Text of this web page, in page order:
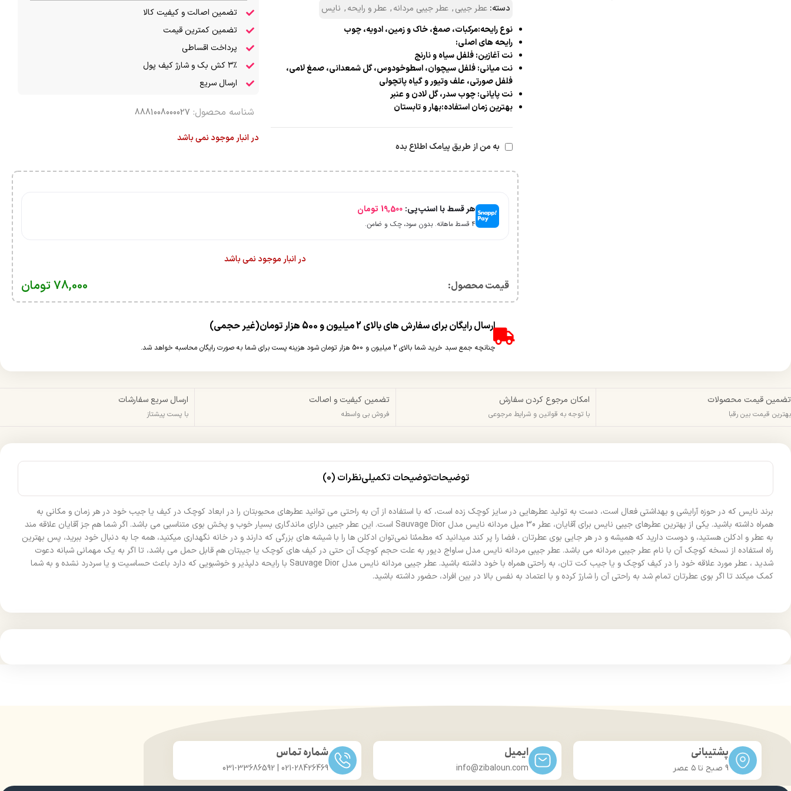
دسته: عطر جیبی, عطر جیبی مردانه, عطر و رایحه, نایس
نوع رایحه:مرکبات، صمغ، خاک و زمین، ادویه، چوب
رایحه های اصلی:
نت آغازین: فلفل سیاه و نارنج
نت میانی: فلفل سیچوان، اسطوخودوس، گل شمعدانی، صمغ لامی،
فلفل صورتی، علف وتیور و گیاه پاتچولی
نت پایانی: چوب سدر، گل لادن و عنبر
بهترین زمان استفاده:بهار و تابستان
به من از طریق پیامک اطلاع بده
تضمین اصالت و کیفیت کالا
تضمین کمترین قیمت
پرداخت اقساطی
۳٪ کش بک و شارژ کیف پول
ارسال سریع
شناسه محصول: 8881008000027
در انبار موجود نمی باشد
هر قسط با اسنپ‌پی:19,500 تومان
۴ قسط ماهانه. بدون سود، چک و ضامن.
در انبار موجود نمی باشد
قیمت محصول:​ 78,000تومان
ارسال رایگان برای سفارش های بالای 2 میلیون و 500 هزار تومان(غیر حجمی)
چنانچه جمع سبد خرید شما بالای 2 میلیون و 500 هزار تومان شود هزینه پست برای شما به صورت رایگان محاسبه خواهد شد.
تضمین قیمت محصولات
بهترین قیمت بین رقبا
امکان مرجوع کردن سفارش
با توجه به قوانین و شرایط مرجوعی
تضمین کیفیت و اصالت
فروش بی واسطه
ارسال سریع سفارشات
با پست پیشتاز
توضیحاتتوضیحات تکمیلینظرات (0)
برند نایس که در حوزه آرایشی و بهداشتی فعال است، دست به تولید عطرهایی در سایز کوچک زده است، که با استفاده از آن به راحتی می توانید عطرهای محبوبتان را در ابعاد کوچک در کیف یا جیب خود در هر زمان و مکانی به
همراه داشته باشید. یکی از بهترین عطرهای جیبی نایس برای آقایان، عطر 30 میل مردانه نایس مدل Sauvage Dior است. این عطر جیبی دارای ماندگاری بسیار خوب و پخش بوی متناسبی می باشد. اگر شما هم جز آقایان علاقه مند
به عطر و ادکلن هستید، و دوست دارید که همیشه و در هر جایی بوی عطرتان ، فضا را پر کند میدانید که مطمئنا نمی‌توان ادکلن ها را با شیشه های بزرگی که دارند و در خانه نگهداری میکنید، همه جا به دنبال خود ببرید، پس بهترین
راه استفاده از نسخه کوچک آن با نام عطر جیبی مردانه می باشد. عطر جیبی مردانه نایس مدل ساواج دیور به علت حجم کوچک آن حتی در کیف های کوچک یا جیبتان هم قابل حمل می باشد، تا اگر به یک مهمانی شبانه دعوت
شدید ، عطر مورد علاقه خود را در کیف کوچک و یا جیب کت تان، به راحتی همراه با خود داشته باشید. عطر جیبی مردانه نایس مدل Sauvage Dior با رایحه دلپذیر و خوشبویی که دارد باعث حساسیت و یا سردرد نشده و به شما
کمک میکند تا اگر بوی عطرتان تمام شد به راحتی آن را شارژ کرده و با اعتماد به نفس بالا در بین افراد، حضور داشته باشید.
پشتیبانی
9 صبح تا ۵ عصر
ایمیل
info@zibaloun.com
شماره تماس
021-28426469 | 031-33686592